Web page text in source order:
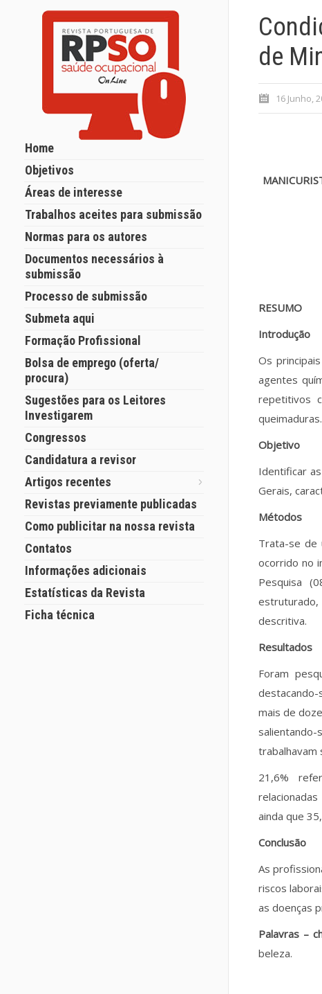
Home
Objetivos
Áreas de interesse
Trabalhos aceites para submissão
Normas para os autores
Documentos necessários à
submissão
Processo de submissão
Submeta aqui
Formação Profissional
Bolsa de emprego (oferta/
procura)
Sugestões para os Leitores
Investigarem
Congressos
Candidatura a revisor
Artigos recentes
Revistas previamente publicadas
Como publicitar na nossa revista
Contatos
Informações adicionais
Estatísticas da Revista
Ficha técnica
de
16 Junho,
RESUMO
Introdução
Os
agentes
repetitivos
Objetivo
Identificar
Gerais,
Métodos
Trata-se de
ocorrido no
Pesquisa
descritiva.
Resultados
Foram
mais de
trabalhavam
21,6%
ainda que
Conclusão
As
riscos
as doenças
Palavras –
beleza.